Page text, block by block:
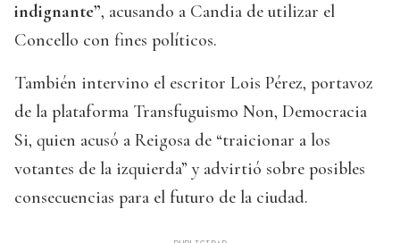
indignante”, acusando a Candia de utilizar el
Concello con fines políticos.
También intervino el escritor Lois Pérez, portavoz
de la plataforma Transfuguismo Non, Democracia
Si, quien acusó a Reigosa de “traicionar a los
votantes de la izquierda” y advirtió sobre posibles
consecuencias para el futuro de la ciudad.